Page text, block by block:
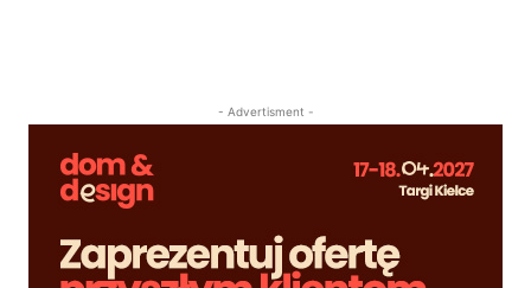
- Advertisment -